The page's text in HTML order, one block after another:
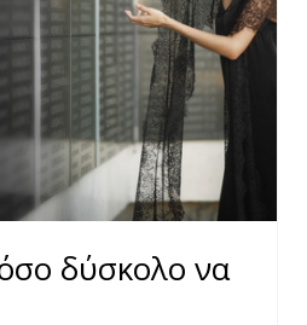
δύσκολο να